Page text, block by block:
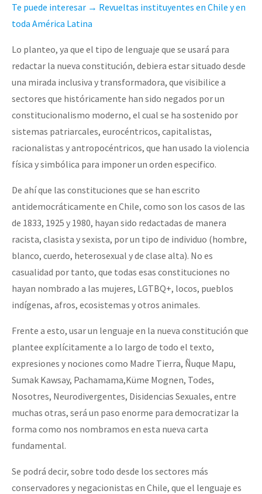
Te puede interesar → Revueltas instituyentes en Chile y en
toda América Latina
Lo planteo, ya que el tipo de lenguaje que se usará para
redactar la nueva constitución, debiera estar situado desde
una mirada inclusiva y transformadora, que visibilice a
sectores que históricamente han sido negados por un
constitucionalismo moderno, el cual se ha sostenido por
sistemas patriarcales, eurocéntricos, capitalistas,
racionalistas y antropocéntricos, que han usado la violencia
física y simbólica para imponer un orden especifico.
De ahí que las constituciones que se han escrito
antidemocráticamente en Chile, como son los casos de las
de 1833, 1925 y 1980, hayan sido redactadas de manera
racista, clasista y sexista, por un tipo de individuo (hombre,
blanco, cuerdo, heterosexual y de clase alta). No es
casualidad por tanto, que todas esas constituciones no
hayan nombrado a las mujeres, LGTBQ+, locos, pueblos
indígenas, afros, ecosistemas y otros animales.
Frente a esto, usar un lenguaje en la nueva constitución que
plantee explícitamente a lo largo de todo el texto,
expresiones y nociones como Madre Tierra, Ñuque Mapu,
Sumak Kawsay, Pachamama,Küme Mognen, Todes,
Nosotres, Neurodivergentes, Disidencias Sexuales, entre
muchas otras, será un paso enorme para democratizar la
forma como nos nombramos en esta nueva carta
fundamental.
Se podrá decir, sobre todo desde los sectores más
conservadores y negacionistas en Chile, que el lenguaje es